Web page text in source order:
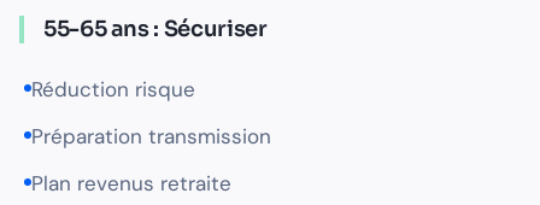
55-65 ans : Sécuriser
Réduction risque
Préparation transmission
Plan revenus retraite